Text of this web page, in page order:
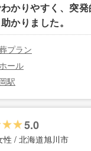
かりやすく、突
かりました。
プラン
ール
駅
5.0
性 / 北海道旭川市